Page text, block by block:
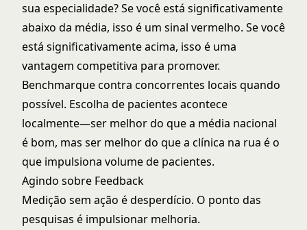
sua especialidade? Se você está significativamente
abaixo da média, isso é um sinal vermelho. Se você
está significativamente acima, isso é uma
vantagem competitiva para promover.
Benchmarque contra concorrentes locais quando
possível. Escolha de pacientes acontece
localmente—ser melhor do que a média nacional
é bom, mas ser melhor do que a clínica na rua é o
que impulsiona volume de pacientes.
Agindo sobre Feedback
Medição sem ação é desperdício. O ponto das
pesquisas é impulsionar melhoria.